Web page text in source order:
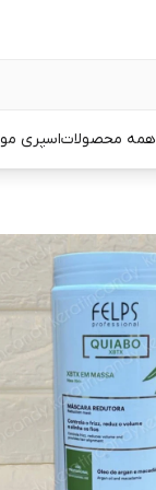
همه محصولاتاسپری مو